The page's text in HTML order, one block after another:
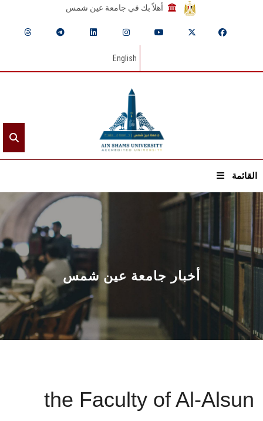
أهلاً بك في جامعة عين شمس
English
القائمة
الرئيسيـة
عن الجامعة
القطاعـات
الشئون الأكاديمية
البحث العلمي
المراكز والوحدات
أخبار جامعة عين شمس
the Faculty of Al-Alsun